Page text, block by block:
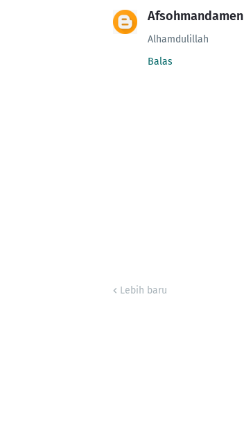
Afsohmandamen
Alhamdulillah
Balas
Lebih baru